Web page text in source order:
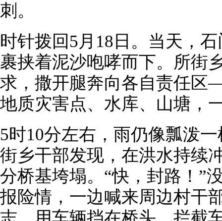
刺。
时针拨回5月18日。当天，
裹挟着泥沙咆哮而下。所街
求，撒开腿奔向各自责任
地质灾害点、水库、山塘，
5时10分左右，雨仍像瓢泼
街乡干部发现，在洪水持续
分桥基垮塌。“快，封路！”
报险情，一边喊来周边村干